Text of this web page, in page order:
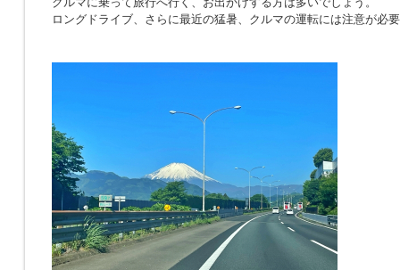
ロングドライブ、さらに最近の猛暑、クルマの運転には注意が必